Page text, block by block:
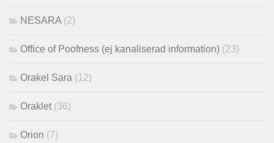
NESARA (2)
Office of Poofness (ej kanaliserad information) (23)
Orakel Sara (12)
Oraklet (36)
Orion (7)